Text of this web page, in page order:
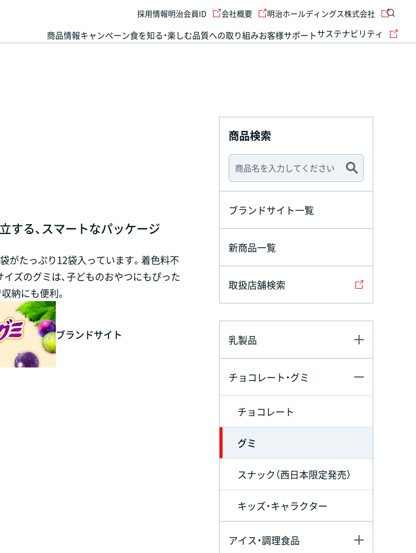
商品情報キャンペーン食を知る・楽しむ品質への取り組みお客様サポートサステナビリティ
採用情報明治会員ID 会社概要 明治ホールディングス株式会社
する、スマートなパッケージ
がたっぷり12袋入っています。着色料不
ズのグミは、子どものおやつにもぴった
納にも便利。
ブランドサイト
商品検索
ブランドサイト一覧
新商品一覧
取扱店舗検索
乳製品
チョコレート・グミ
チョコレート
グミ
スナック（西日本限定発売）
キッズ・キャラクター
アイス・調理食品